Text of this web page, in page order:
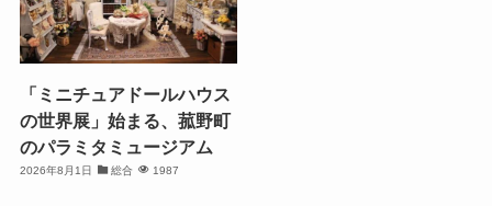
「ミニチュアドールハウス
の世界展」始まる、菰野町
のパラミタミュージアム
2026年8月1日 総合 1987